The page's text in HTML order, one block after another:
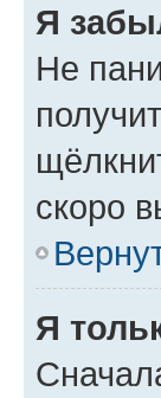
Я
Не
скоро
Я